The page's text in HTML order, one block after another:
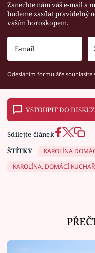
Zanechte nám váš e-mail a
budeme zasílat pravidelný
vaším horoskopem.
Odesláním formuláře souhlasíte
VSTOUPIT DO
Sdílejte článek
ŠTÍTKY
KAROLÍNA
KAROLÍNA, DOMÁCÍ